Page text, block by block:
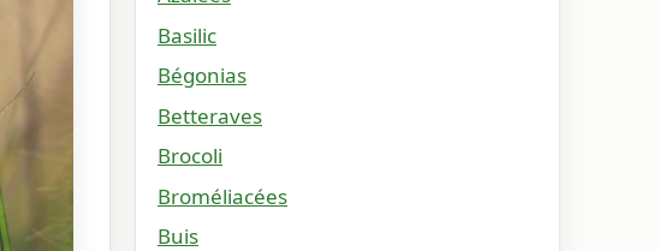
Basilic
Bégonias
Betteraves
Brocoli
Broméliacées
Buis